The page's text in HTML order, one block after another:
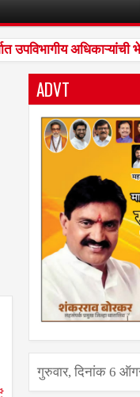
अधिकाऱ्यांची भेट
ADVT
गुरुवार, दिनांक 6